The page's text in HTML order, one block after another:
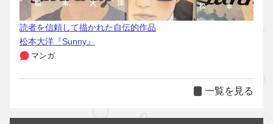
読者を信頼して描かれた自伝的作品
松本大洋『Sunny』
マンガ
一覧を見る